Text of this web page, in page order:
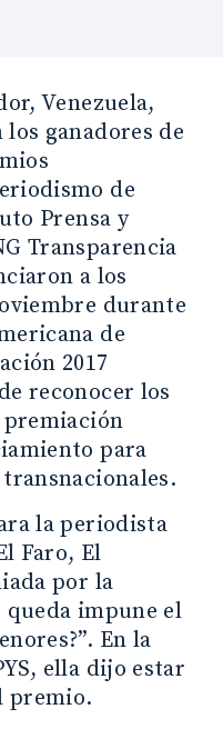
Venezuela,
ganadores de
de
Prensa y
Transparencia
a los
durante
de
2017
reconocer los
para
la periodista
Faro, El
por la
queda impune el
En la
ella dijo estar
premio.